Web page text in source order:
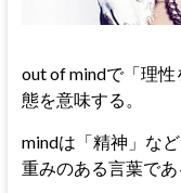
out of mindで「理
態を意味する。
mindは「精神」な
重みのある言葉であ